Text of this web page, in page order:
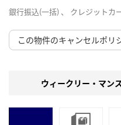
銀行振込(一括) 、 クレジットカ
この物件のキャンセルポリ
ウィークリー・マン